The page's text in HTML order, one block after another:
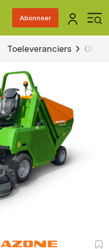
Abonneer
Toeleveranciers Old &